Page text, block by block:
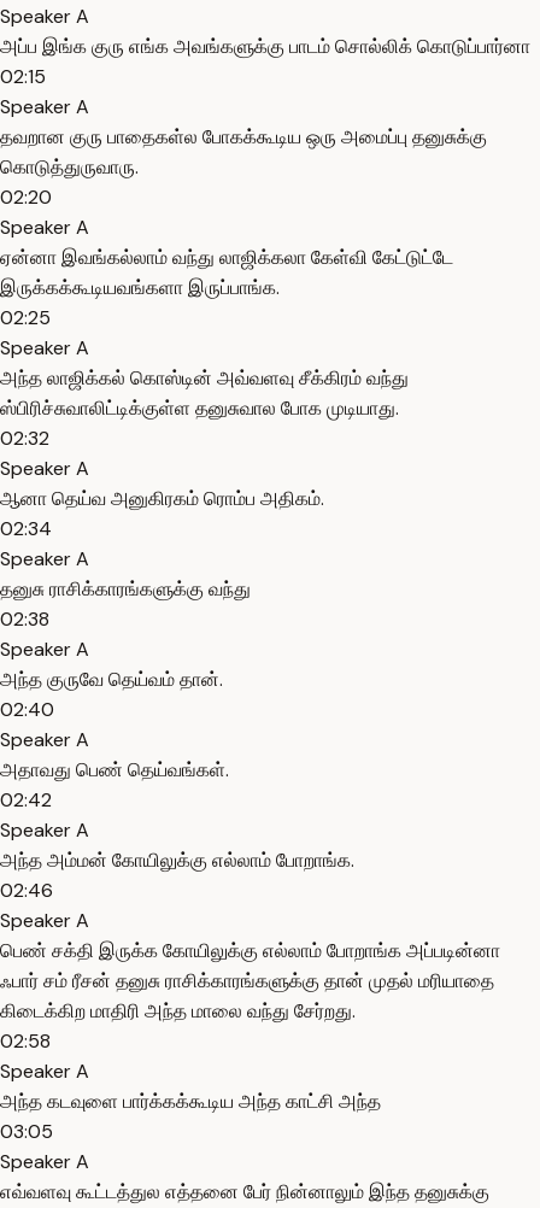
Speaker A
அப்ப இங்க குரு எங்க அவங்களுக்கு பாடம் சொல்லிக் கொடுப்பார்னா
02:15
Speaker A
தவறான குரு பாதைகள்ல போகக்கூடிய ஒரு அமைப்பு தனுசுக்கு
கொடுத்துருவாரு.
02:20
Speaker A
ஏன்னா இவங்கல்லாம் வந்து லாஜிக்கலா கேள்வி கேட்டுட்டே
இருக்கக்கூடியவங்களா இருப்பாங்க.
02:25
Speaker A
அந்த லாஜிக்கல் கொஸ்டின் அவ்வளவு சீக்கிரம் வந்து
ஸ்பிரிச்சுவாலிட்டிக்குள்ள தனுசுவால போக முடியாது.
02:32
Speaker A
ஆனா தெய்வ அனுகிரகம் ரொம்ப அதிகம்.
02:34
Speaker A
தனுசு ராசிக்காரங்களுக்கு வந்து
02:38
Speaker A
அந்த குருவே தெய்வம் தான்.
02:40
Speaker A
அதாவது பெண் தெய்வங்கள்.
02:42
Speaker A
அந்த அம்மன் கோயிலுக்கு எல்லாம் போறாங்க.
02:46
Speaker A
பெண் சக்தி இருக்க கோயிலுக்கு எல்லாம் போறாங்க அப்படின்னா
ஃபார் சம் ரீசன் தனுசு ராசிக்காரங்களுக்கு தான் முதல் மரியாதை
கிடைக்கிற மாதிரி அந்த மாலை வந்து சேர்றது.
02:58
Speaker A
அந்த கடவுளை பார்க்கக்கூடிய அந்த காட்சி அந்த
03:05
Speaker A
எவ்வளவு கூட்டத்துல எத்தனை பேர் நின்னாலும் இந்த தனுசுக்கு